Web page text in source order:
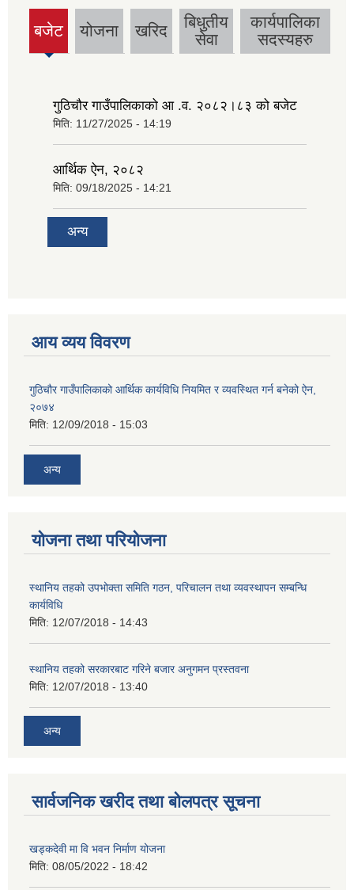
बजेट
(active
tab)
योजना खरिद
बिधुतीय
सेवा
कार्यपालिका
सदस्यहरु
गुठिचौर गाउँपालिकाको आ .व. २०८२।८३ को बजेट
मिति: 11/27/2025 - 14:19
आर्थिक ऐन, २०८२
मिति: 09/18/2025 - 14:21
अन्य
आय व्यय विवरण
गुठिचौर गाउँपालिकाको आर्थिक कार्यविधि नियमित र व्यवस्थित गर्न बनेको ऐन,
२०७४
मिति: 12/09/2018 - 15:03
अन्य
योजना तथा परियोजना
स्थानिय तहको उपभोक्ता समिति गठन, परिचालन तथा व्यवस्थापन सम्बन्धि
कार्यविधि
मिति: 12/07/2018 - 14:43
स्थानिय तहको सरकारबाट गरिने बजार अनुगमन प्रस्तवना
मिति: 12/07/2018 - 13:40
अन्य
सार्वजनिक खरीद तथा बोलपत्र सूचना
खड्कदेवी मा वि भवन निर्माण योजना
मिति: 08/05/2022 - 18:42